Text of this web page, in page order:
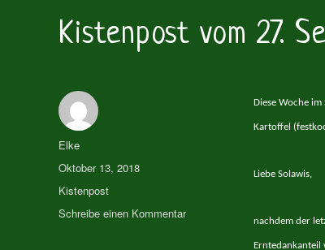
Kistenpost vom 27.
Diese Woche
Kartoffel
Liebe Solawis,
nachdem der
Erntedankanteil
Autor
Elke
Veröffentlicht
am
Oktober 13, 2018
Kategorien
Kistenpost
Schreibe einen Kommentarzu